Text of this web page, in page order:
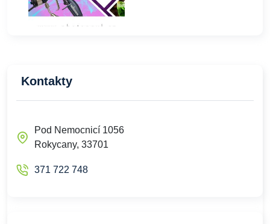
Kontakty
Pod Nemocnicí 1056
Rokycany, 33701
371 722 748